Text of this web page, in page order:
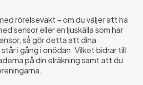
rörelsevakt – om du väljer att ha
sensor eller en ljuskälla som har
så gör detta att dina
i gång i onödan. Vilket bidrar till
på din elräkning samt att du